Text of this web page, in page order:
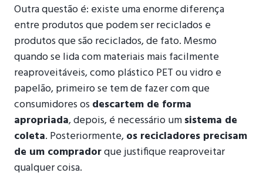
Outra questão é: existe uma enorme diferença
entre produtos que podem ser reciclados e
produtos que são reciclados, de fato. Mesmo
quando se lida com materiais mais facilmente
reaproveitáveis, como plástico PET ou vidro e
papelão, primeiro se tem de fazer com que
consumidores os descartem de forma
apropriada, depois, é necessário umsistema de
coleta. Posteriormente,os recicladores precisam
de um compradorque justifique reaproveitar
qualquer coisa.